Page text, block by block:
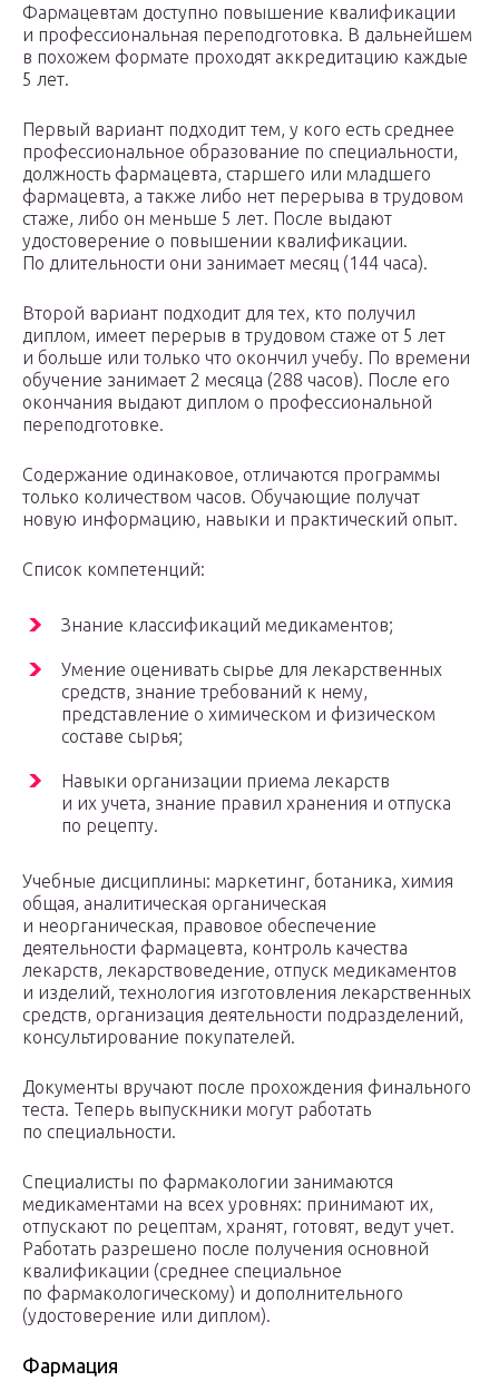
Фармацевтам доступно повышение квалификации
и профессиональная переподготовка. В дальнейшем
в похожем формате проходят аккредитацию каждые
5 лет.
Первый вариант подходит тем, у кого есть среднее
профессиональное образование по специальности,
должность фармацевта, старшего или младшего
фармацевта, а также либо нет перерыва в трудовом
стаже, либо он меньше 5 лет. После выдают
удостоверение о повышении квалификации.
По длительности они занимает месяц (144 часа).
Второй вариант подходит для тех, кто получил
диплом, имеет перерыв в трудовом стаже от 5 лет
и больше или только что окончил учебу. По времени
обучение занимает 2 месяца (288 часов). После его
окончания выдают диплом о профессиональной
переподготовке.
Содержание одинаковое, отличаются программы
только количеством часов. Обучающие получат
новую информацию, навыки и практический опыт.
Список компетенций:
Знание классификаций медикаментов;
Умение оценивать сырье для лекарственных
средств, знание требований к нему,
представление о химическом и физическом
составе сырья;
Навыки организации приема лекарств
и их учета, знание правил хранения и отпуска
по рецепту.
Учебные дисциплины: маркетинг, ботаника, химия
общая, аналитическая органическая
и неорганическая, правовое обеспечение
деятельности фармацевта, контроль качества
лекарств, лекарствоведение, отпуск медикаментов
и изделий, технология изготовления лекарственных
средств, организация деятельности подразделений,
консультирование покупателей.
Документы вручают после прохождения финального
теста. Теперь выпускники могут работать
по специальности.
Специалисты по фармакологии занимаются
медикаментами на всех уровнях: принимают их,
отпускают по рецептам, хранят, готовят, ведут учет.
Работать разрешено после получения основной
квалификации (среднее специальное
по фармакологическому) и дополнительного
(удостоверение или диплом).
Фармация